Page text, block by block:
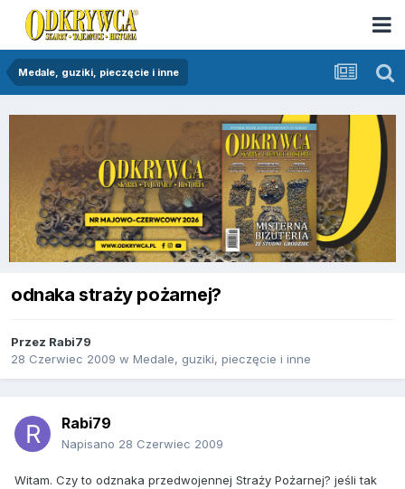
Medale, guziki, pieczęcie i inne
odnaka straży pożarnej?
Przez Rabi79
28 Czerwiec 2009 w Medale, guziki, pieczęcie i inne
Rabi79
Napisano 28 Czerwiec 2009
Witam. Czy to odznaka przedwojennej Straży Pożarnej? jeśli tak